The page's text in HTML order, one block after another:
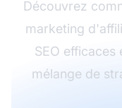
Découvrez
marketing
SEO efficaces
mélange de